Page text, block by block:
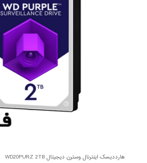
هارددیسک اینترنال وسترن دیجیتال WD20PURZ 2TB